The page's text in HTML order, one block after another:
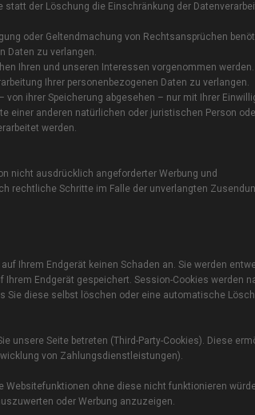
der Löschung die Einschränkung der
oder Geltendmachung von Rechtsansprüchen
Daten zu verlangen.
Ihren und unseren Interessen vorgenommen
Ihrer personenbezogenen Daten zu verlangen.
ihrer Speicherung abgesehen – nur mit Ihrer
einer anderen natürlichen oder juristischen Person
werden.
nicht ausdrücklich angeforderter Werbung und
rechtliche Schritte im Falle der unverlangten
Ihrem Endgerät keinen Schaden an. Sie werden
Endgerät gespeichert. Session-Cookies werden
Sie diese selbst löschen oder eine automatische
unsere Seite betreten (Third-Party-Cookies). Diese
von Zahlungsdienstleistungen).
ohne diese nicht funktionieren
oder Werbung anzuzeigen.